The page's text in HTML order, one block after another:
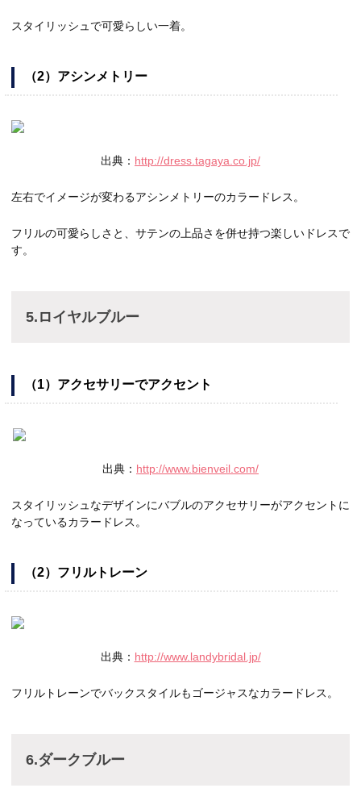
スタイリッシュで可愛らしい一着。
（2）アシンメトリー
出典： http://dress.tagaya.co.jp/
左右でイメージが変わるアシンメトリーのカラードレス。
フリルの可愛らしさと、サテンの上品さを併せ持つ楽しいドレスで
す。
5.ロイヤルブルー
（1）アクセサリーでアクセント
出典： http://www.bienveil.com/
スタイリッシュなデザインにバブルのアクセサリーがアクセントに
なっているカラードレス。
（2）フリルトレーン
出典： http://www.landybridal.jp/
フリルトレーンでバックスタイルもゴージャスなカラードレス。
6.ダークブルー